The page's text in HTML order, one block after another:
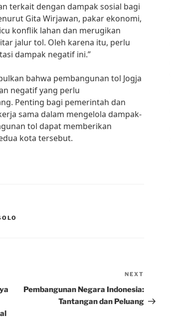
terkait dengan dampak sosial bagi
Gita Wirjawan, pakar ekonomi,
konflik lahan dan merugikan
jalur tol. Oleh karena itu, perlu
dampak negatif ini.”
bahwa pembangunan tol Jogja
negatif yang perlu
Penting bagi pemerintah dan
sama dalam mengelola dampak-
tol dapat memberikan
kota tersebut.
Post
NEXT
Pembangunan Negara Indonesia:
Tantangan dan Peluang